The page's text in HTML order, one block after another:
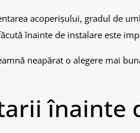
acoperișului, gradul de
înainte de instalare este
neapărat o alegere mai
înainte